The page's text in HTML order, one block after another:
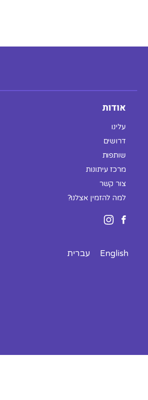
אודות
עלינו
דרושים
שותפות
מרכז עיתונות
צור קשר
למה להזמין אצלנו?
English עברית